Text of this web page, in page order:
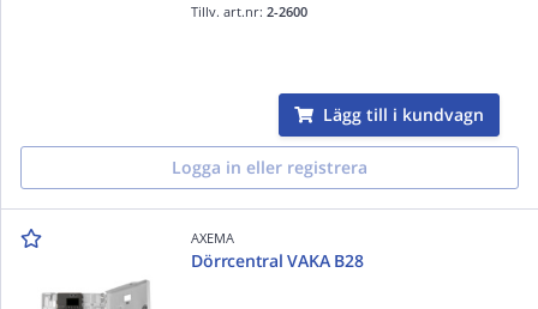
Tillv. art.nr:2-2600
Lägg till i kundvagn
Logga in eller registrera
AXEMA
Dörrcentral VAKA B28